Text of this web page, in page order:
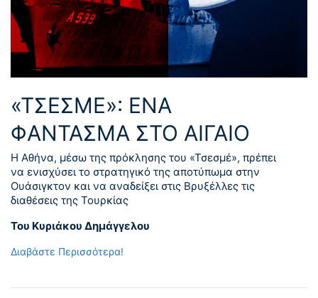
«ΤΣΕΣΜΕ»: ΕΝΑ
ΦΑΝΤΑΣΜΑ ΣΤΟ ΑΙΓΑΙΟ
Η Αθήνα, μέσω της πρόκλησης του «Τσεσμέ», πρέπει
να ενισχύσει το στρατηγικό της αποτύπωμα στην
Ουάσιγκτον και να αναδείξει στις Βρυξέλλες τις
διαθέσεις της Τουρκίας
Του Κυριάκου Δημάγγελου
Διαβάστε Περισσότερα!